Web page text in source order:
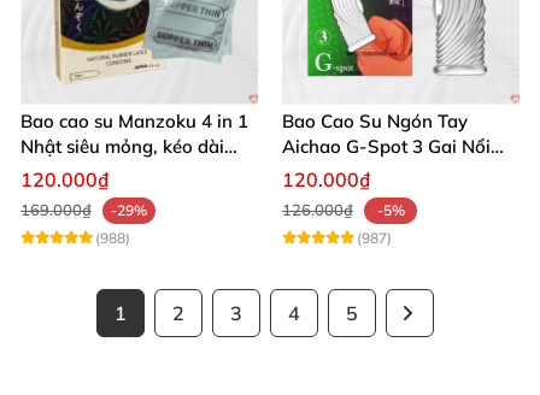
Bao cao su Manzoku 4 in 1
Nhật siêu mỏng, kéo dài
thời gian quan hệ
120.000₫
169.000₫
-29%
(988)
Bao Cao Su Ngón Tay
Aichao G-Spot 3 Gai Nổi
Lớn Tăng Khoái Cảm Khi
120.000₫
126.000₫
-5%
(987)
1 2 3 4 5